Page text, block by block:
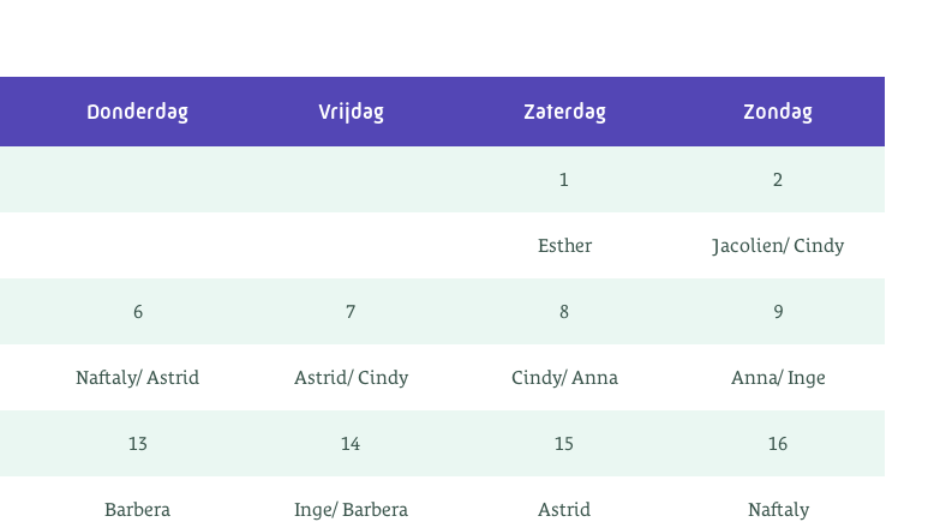
Donderdag Vrijdag Zaterdag Zondag
1 2
Esther Jacolien/ Cindy
6 7 8 9
Naftaly/ Astrid Astrid/ Cindy Cindy/ Anna Anna/ Inge
13 14 15 16
Barbera Inge/ Barbera Astrid Naftaly